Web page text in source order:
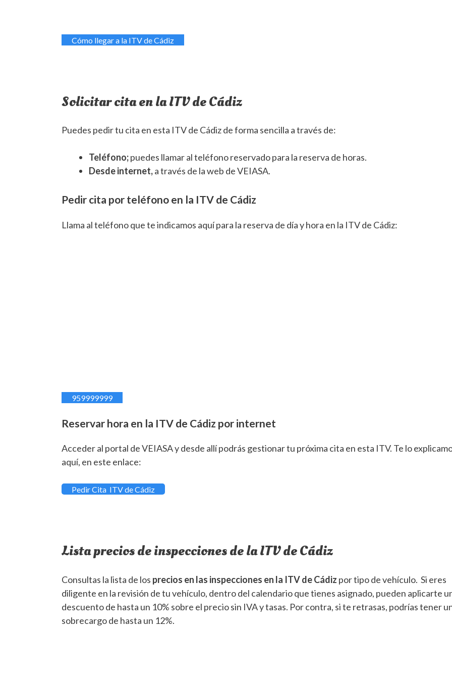
Cómo llegar a la ITV de Cádiz
Solicitar cita en la ITV de Cádiz
Puedes pedir tu cita en esta ITV de Cádiz de forma sencilla a través de:
Teléfono;puedes llamar al teléfono reservado para la reserva de horas.
Desde internet,a través de la web de VEIASA.
Pedir cita por teléfono en la ITV de Cádiz
Llama al teléfono que te indicamos aquí para la reserva de día y hora en la ITV de Cádiz:
959999999
Reservar hora en la ITV de Cádiz por internet
Acceder al portal de VEIASA y desde allí podrás gestionar tu próxima cita en esta ITV. Te lo
aquí, en este enlace:
Pedir Cita ITV de Cádiz
Lista precios de inspecciones de la ITV de Cádiz
Consultas la lista de los precios en las inspecciones en la ITV de Cádiz por tipo de vehículo. Si eres
diligente en la revisión de tu vehículo, dentro del calendario que tienes asignado, pueden aplicarte
descuento de hasta un 10% sobre el precio sin IVA y tasas. Por contra, si te retrasas, podrías tener
sobrecargo de hasta un 12%.